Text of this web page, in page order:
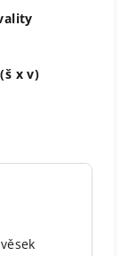
x v)